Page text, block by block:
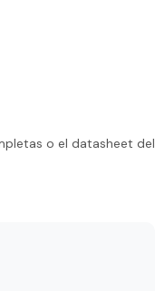
o el datasheet del